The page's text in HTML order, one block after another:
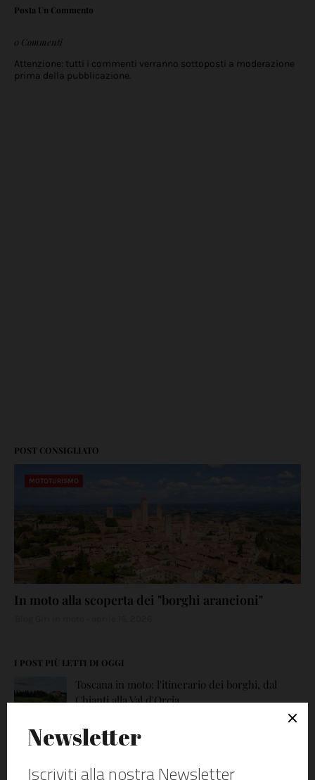
Posta Un Commento
0 Commenti
Attenzione: tutti i commenti verranno sottoposti a moderazione
prima della pubblicazione.
POST CONSIGLIATO
MOTOTURISMO
In moto alla scoperta dei "borghi arancioni"
I POST PIÙ LETTI DI OGGI
Toscana in moto: l'itinerario dei borghi, dal
Chianti alla Val d'Orcia
Test ride nuova Ducati Monster V2 2026